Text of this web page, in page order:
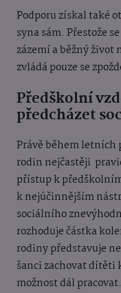
Podporu získal také
syna sám. Přestože
zázemí a běžný
zvládá pouze se
Předškolní
předcházet
Právě během letních
rodin nejčastěji
přístup k
knejúčinnějším
sociálního
rozhoduje částka
rodiny představuje
šanci zachovat dítěti
možnost dál pracovat.